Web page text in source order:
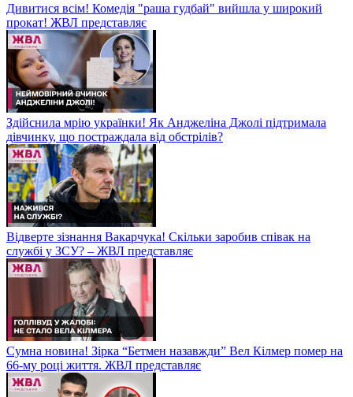
Дивитися всім! Комедія "раша гудбай" вийшла у широкий
прокат! ЖВЛ представляє
Здійснила мрію українки! Як Анджеліна Джолі підтримала
дівчинку, що постраждала від обстрілів?
Відверте зізнання Вакарчука! Скільки заробив співак на
службі у ЗСУ? – ЖВЛ представляє
Сумна новина! Зірка “Бетмен назавжди” Вел Кілмер помер на
66-му році життя. ЖВЛ представляє